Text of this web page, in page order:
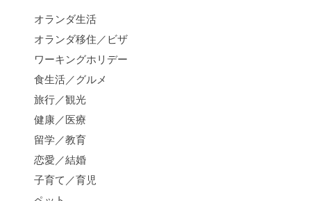
オランダ生活
オランダ移住／ビザ
ワーキングホリデー
食生活／グルメ
旅行／観光
健康／医療
留学／教育
恋愛／結婚
子育て／育児